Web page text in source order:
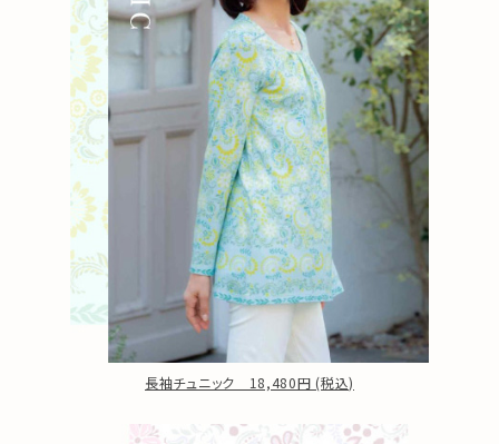
長袖チュニック 18,480円 (税込)